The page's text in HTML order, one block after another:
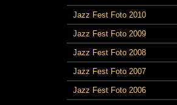
Jazz Fest Foto 2010
Jazz Fest Foto 2009
Jazz Fest Foto 2008
Jazz Fest Foto 2007
Jazz Fest Foto 2006